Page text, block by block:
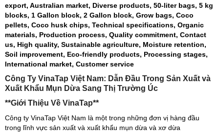
export, Australian market, Diverse products, 50-liter bags, 5 kg
blocks, 1 Gallon block, 2 Gallon block, Grow bags, Coco
pellets, Coco husk chips, Technical specifications, Organic
materials, Production process, Quality commitment, Contact
us, High quality, Sustainable agriculture, Moisture retention,
Soil improvement, Eco-friendly products, Processing stages,
International market, Customer service
Công Ty VinaTap Việt Nam: Dẫn Đầu Trong Sản Xuất và
Xuất Khẩu Mụn Dừa Sang Thị Trường Úc
**Giới Thiệu Về VinaTap**
Công ty VinaTap Việt Nam là một trong những đơn vị hàng đầu
trong lĩnh vực sản xuất và xuất khẩu mụn dừa và xơ dừa